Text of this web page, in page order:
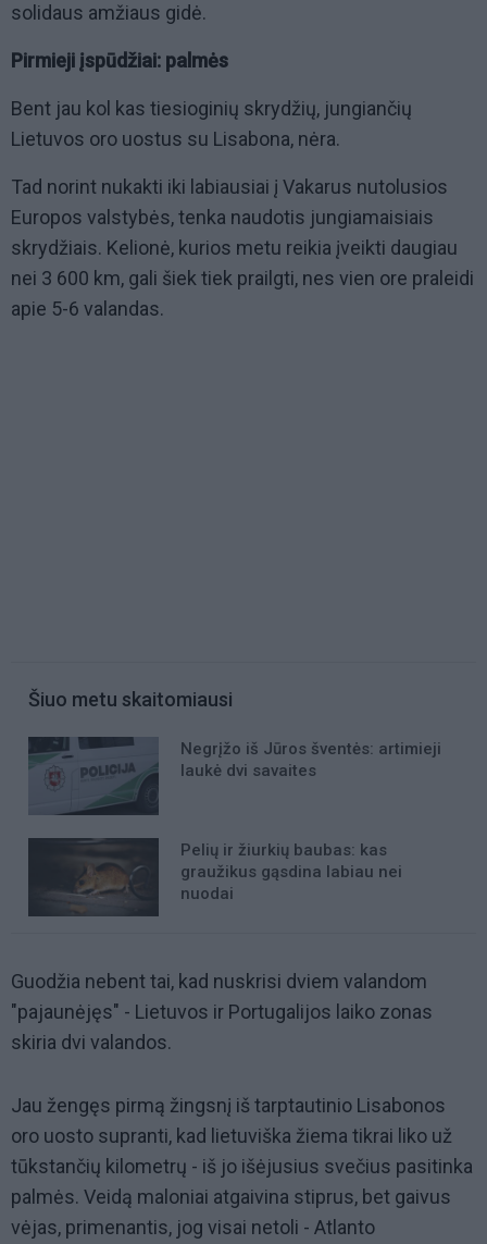
solidaus amžiaus gidė.
Pirmieji įspūdžiai: palmės
Bent jau kol kas tiesioginių skrydžių, jungiančių
Lietuvos oro uostus su Lisabona, nėra.
Tad norint nukakti iki labiausiai į Vakarus nutolusios
Europos valstybės, tenka naudotis jungiamaisiais
skrydžiais. Kelionė, kurios metu reikia įveikti daugiau
nei 3 600 km, gali šiek tiek prailgti, nes vien ore praleidi
apie 5-6 valandas.
Šiuo metu skaitomiausi
Negrįžo iš Jūros šventės: artimieji
laukė dvi savaites
Pelių ir žiurkių baubas: kas
graužikus gąsdina labiau nei
nuodai
Guodžia nebent tai, kad nuskrisi dviem valandom
"pajaunėjęs" - Lietuvos ir Portugalijos laiko zonas
skiria dvi valandos.
Jau žengęs pirmą žingsnį iš tarptautinio Lisabonos
oro uosto supranti, kad lietuviška žiema tikrai liko už
tūkstančių kilometrų - iš jo išėjusius svečius pasitinka
palmės. Veidą maloniai atgaivina stiprus, bet gaivus
vėjas, primenantis, jog visai netoli - Atlanto